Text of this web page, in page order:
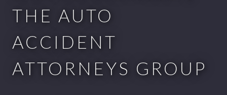
THE AUTO
ACCIDENT
ATTORNEYS GROUP